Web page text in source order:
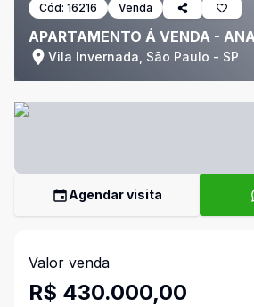
Cód: 16216 Venda
APARTAMENTO Á VENDA -
Vila Invernada, São Paulo - SP
Agendar visita
Valor venda
R$ 430.000,00